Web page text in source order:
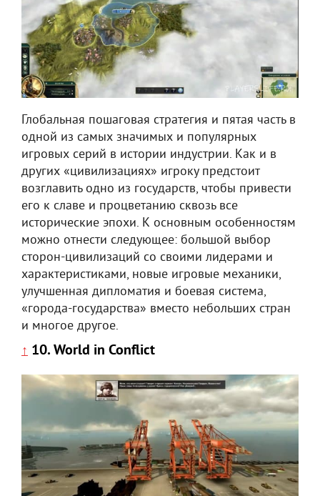
Глобальная пошаговая стратегия и пятая часть в
одной из самых значимых и популярных
игровых серий в истории индустрии. Как и в
других «цивилизациях» игроку предстоит
возглавить одно из государств, чтобы привести
его к славе и процветанию сквозь все
исторические эпохи. К основным особенностям
можно отнести следующее: большой выбор
сторон-цивилизаций со своими лидерами и
характеристиками, новые игровые механики,
улучшенная дипломатия и боевая система,
«города-государства» вместо небольших стран
и многое другое.
↑ 10. World in Conflict